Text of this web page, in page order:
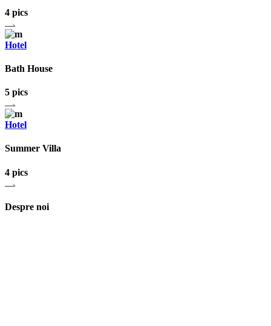
4 pics
Hotel
Bath House
5 pics
Hotel
Summer Villa
4 pics
Despre noi